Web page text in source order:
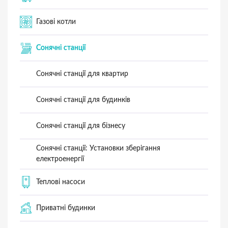
Газові котли
Сонячні станції
Сонячні станції для квартир
Сонячні станції для будинків
Сонячні станції для бізнесу
Сонячні станції: Установки зберігання
електроенергії
Теплові насоси
Приватні будинки